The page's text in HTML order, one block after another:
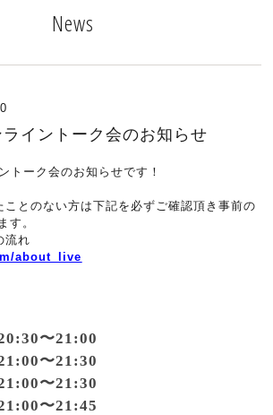
News
イントーク会のお知らせ
ントーク会のお知らせです！
とのない方は下記を必ずご確認頂き事前の
す。
れ
about_live
〜21:00
〜21:30
〜21:30
〜21:45